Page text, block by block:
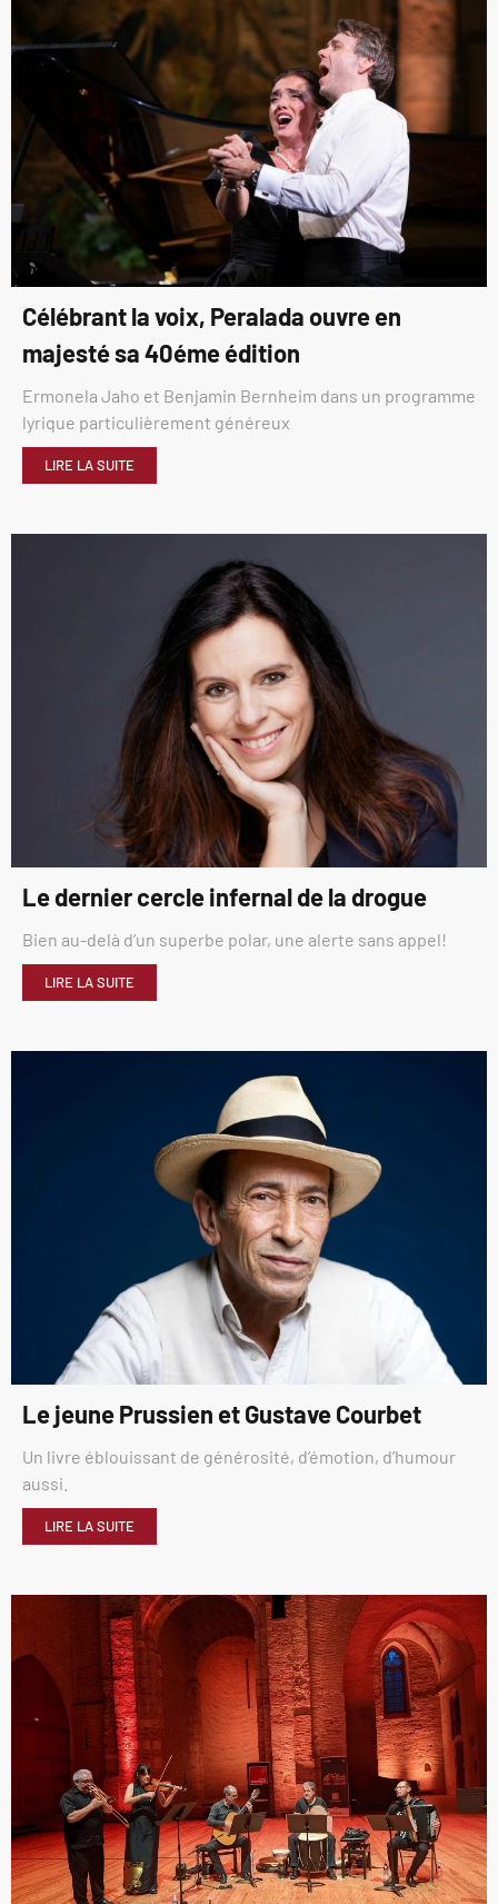
Célébrant la voix, Peralada ouvre en
majesté sa 40éme édition
Ermonela Jaho et Benjamin Bernheim dans un programme
lyrique particulièrement généreux
LIRE LA SUITE
Le dernier cercle infernal de la drogue
Bien au-delà d’un superbe polar, une alerte sans appel!
LIRE LA SUITE
Le jeune Prussien et Gustave Courbet
Un livre éblouissant de générosité, d’émotion, d’humour
aussi.
LIRE LA SUITE